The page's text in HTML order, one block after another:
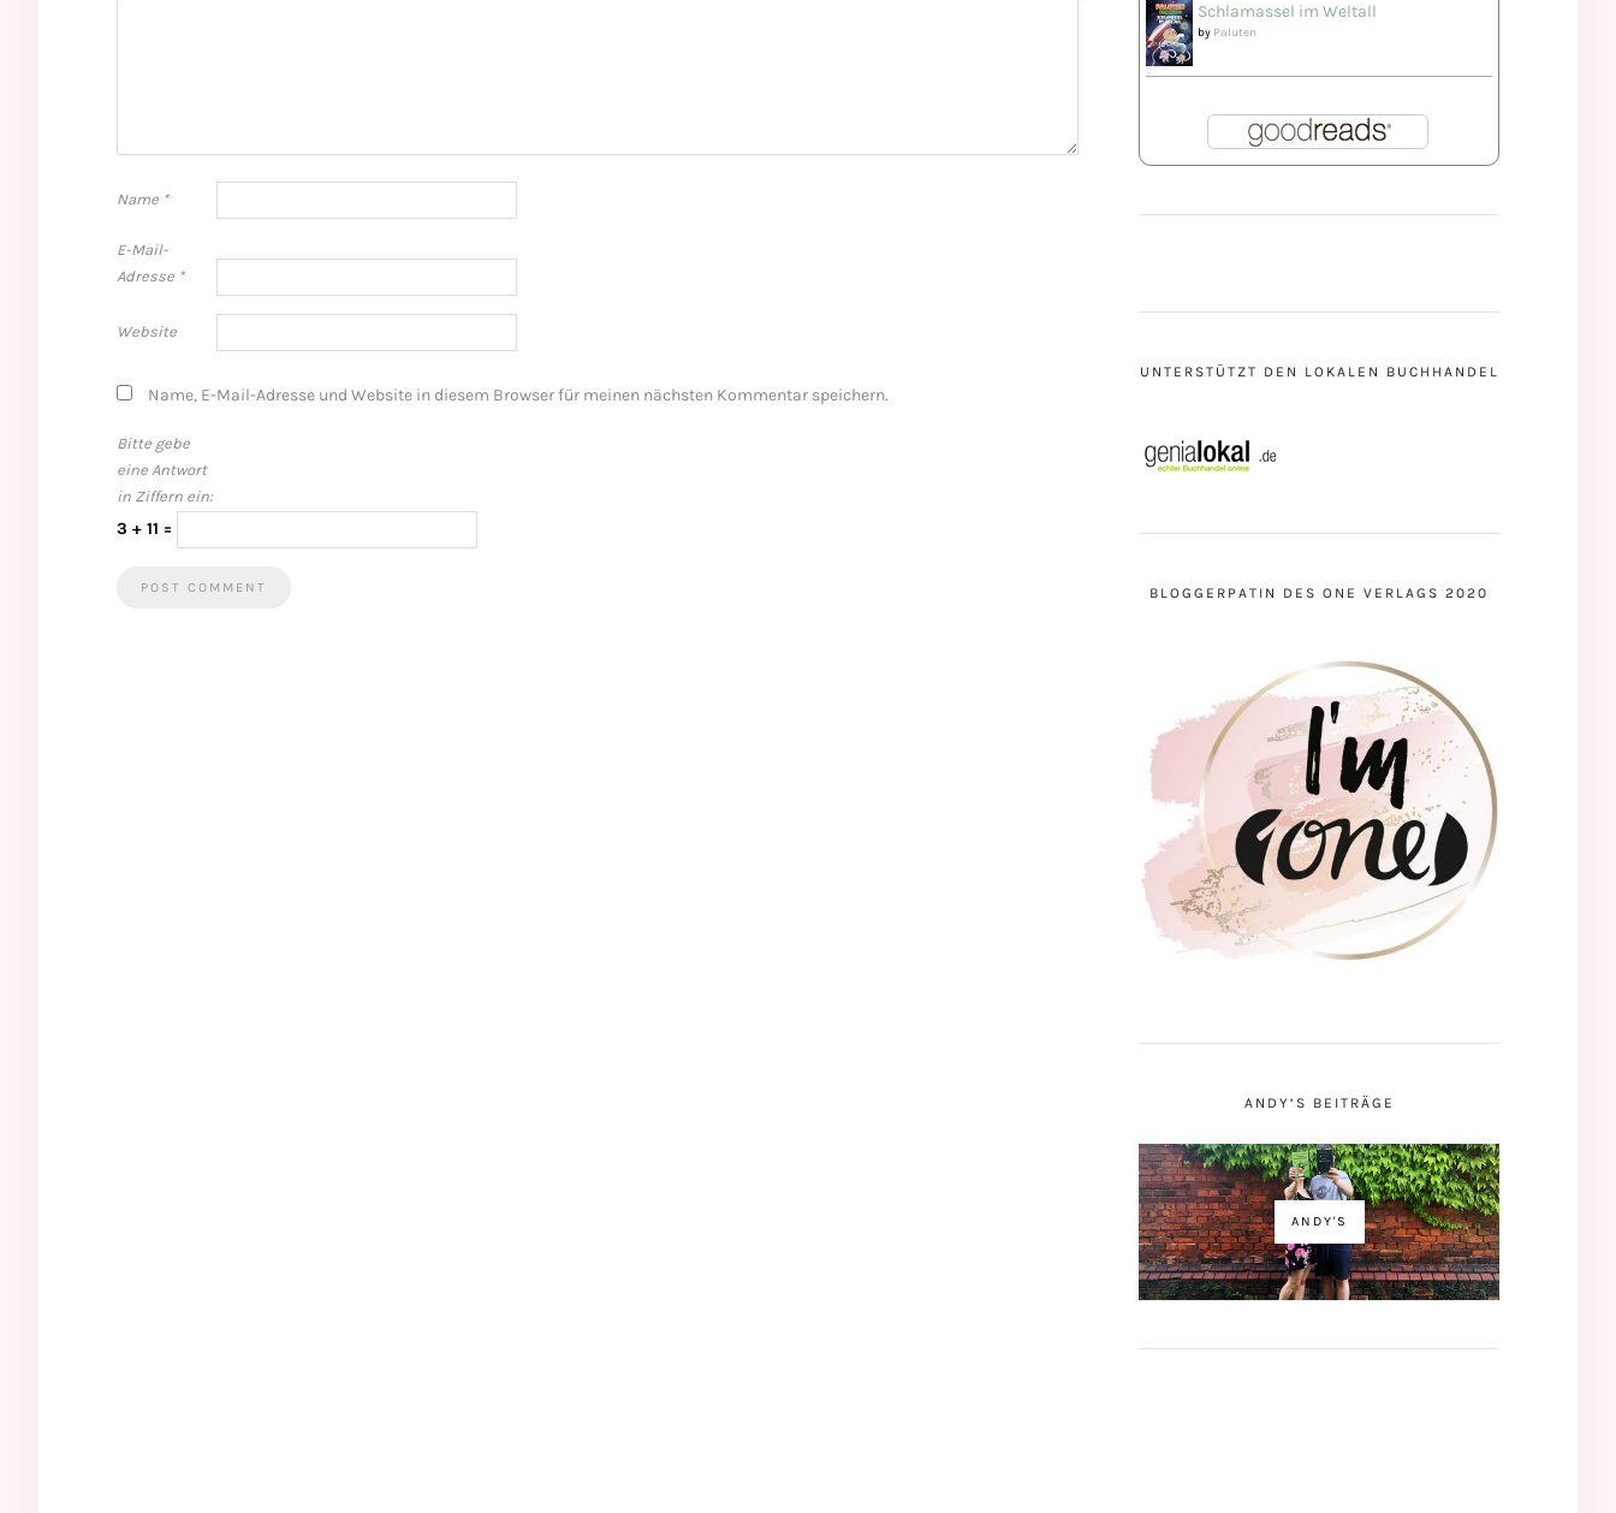
Name *
E-Mail-
Adresse *
Website
Name, E-Mail-Adresse und Website in diesem Browser für meinen nächsten Kommentar speichern.
Bitte gebe
eine Antwort
in Ziffern ein:
3 + 11 =
Schlamassel im Weltall
by Paluten
UNTERSTÜTZT DEN LOKALEN BUCHHANDEL
BLOGGERPATIN DES ONE VERLAGS 2020
ANDY’S BEITRÄGE
ANDY'S